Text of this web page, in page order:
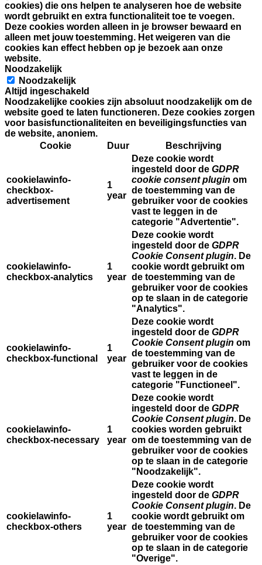
cookies) die ons helpen te analyseren hoe de website
wordt gebruikt en extra functionaliteit toe te voegen.
Deze cookies worden alleen in je browser bewaard en
alleen met jouw toestemming. Het weigeren van die
cookies kan effect hebben op je bezoek aan onze
website.
Noodzakelijk
Noodzakelijk
Altijd ingeschakeld
Noodzakelijke cookies zijn absoluut noodzakelijk om de
website goed te laten functioneren. Deze cookies zorgen
voor basisfunctionaliteiten en beveiligingsfuncties van
de website, anoniem.
Cookie
Duur Beschrijving
cookielawinfo-
checkbox-
advertisement
1
year
Deze cookie wordt
ingesteld door de GDPR
cookie consent plugin om
de toestemming van de
gebruiker voor de cookies
vast te leggen in de
categorie "Advertentie".
cookielawinfo-
checkbox-analytics
1
year
Deze cookie wordt
ingesteld door de GDPR
Cookie Consent plugin. De
cookie wordt gebruikt om
de toestemming van de
gebruiker voor de cookies
op te slaan in de categorie
"Analytics".
cookielawinfo-
checkbox-functional
1
year
Deze cookie wordt
ingesteld door de GDPR
Cookie Consent plugin om
de toestemming van de
gebruiker voor de cookies
vast te leggen in de
categorie "Functioneel".
cookielawinfo-
checkbox-necessary
1
year
Deze cookie wordt
ingesteld door de GDPR
Cookie Consent plugin. De
cookies worden gebruikt
om de toestemming van de
gebruiker voor de cookies
op te slaan in de categorie
"Noodzakelijk".
cookielawinfo-
checkbox-others
1
year
Deze cookie wordt
ingesteld door de GDPR
Cookie Consent plugin. De
cookie wordt gebruikt om
de toestemming van de
gebruiker voor de cookies
op te slaan in de categorie
"Overige".